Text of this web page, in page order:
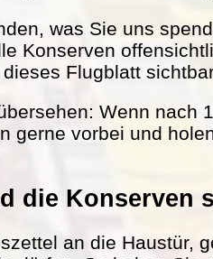
was Sie uns
Konserven
Flugblatt
Wenn nach
gerne vorbei und
die Konserven
an die Haustür,